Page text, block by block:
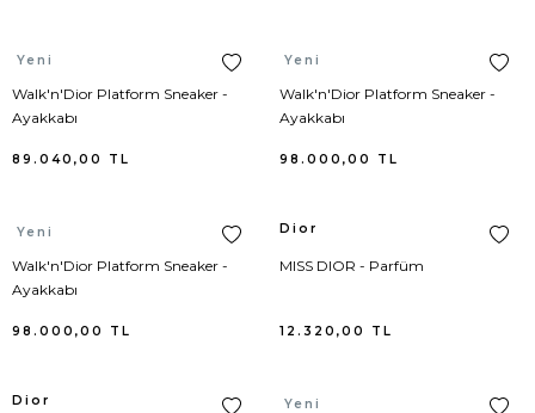
Michael Kors
Moncler
New Balance
Nike
Plaj Pantolonu
Polo Yaka
Şort
Şort Triko
Yeni
Dior
Walk'n'Dior Platform Sneaker -
Ayakkabı
89.040,00 TL
Yeni
Dior
Walk'n'Dior Platform Sneaker -
Ayakkabı
98.000,00 TL
Yeni
Dior
Walk'n'Dior Platform Sneaker -
Ayakkabı
98.000,00 TL
Dior
MISS DIOR - Parfüm
12.320,00 TL
Dior Yeni
Dior